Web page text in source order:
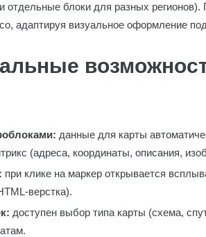
отдельные блоки для разных
адаптируя визуальное оформление
данные для карты
(адреса, координаты, описания,
при клике на маркер открывается
верстка).
доступен выбор типа карты (схема,